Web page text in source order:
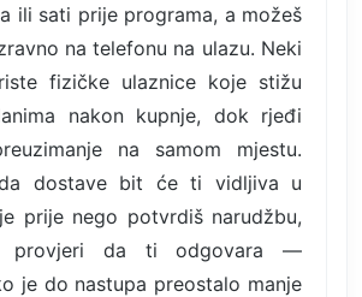
ili sati prije programa, a možeš
na telefonu na ulazu. Neki
fizičke ulaznice koje stižu
nakon kupnje, dok rjeđi
na samom mjestu.
dostave bit će ti vidljiva u
prije nego potvrdiš narudžbu,
provjeri da ti odgovara —
je do nastupa preostalo manje